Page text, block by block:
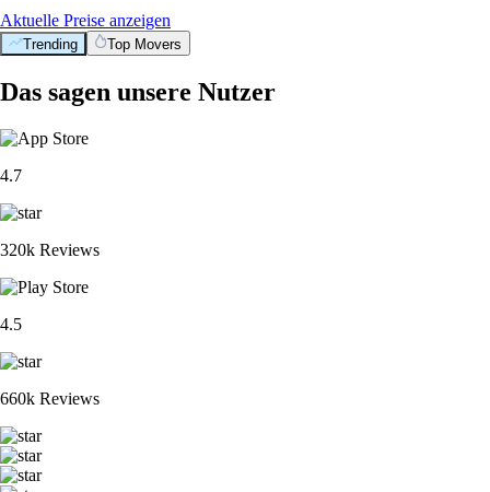
Aktuelle Preise anzeigen
Trending Top Movers
Das sagen unsere Nutzer
4.7
320k Reviews
4.5
660k Reviews